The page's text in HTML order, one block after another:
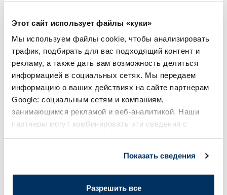
Этот сайт использует файлы «куки»
Мы используем файлы cookie, чтобы анализировать
трафик, подбирать для вас подходящий контент и
рекламу, а также дать вам возможность делиться
информацией в социальных сетях. Мы передаем
информацию о ваших действиях на сайте партнерам
Google: социальным сетям и компаниям,
занимающимся рекламой и веб-аналитикой. Наши
партнеры могут комбинировать эти сведения с
Показать сведения
Разрешить все
В корзину
Page 1 of 10
Солнечная защита летом ☀️
Более...
-60%